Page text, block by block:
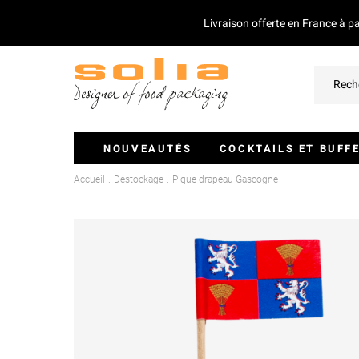
Livraison offerte en France à
NOUVEAUTÉS COCKTAILS ET
Verrines Et Monoportions
Couvercles Pour Plateaux
Saladiers
Accueil Déstockage Pique drapeau Gascogne